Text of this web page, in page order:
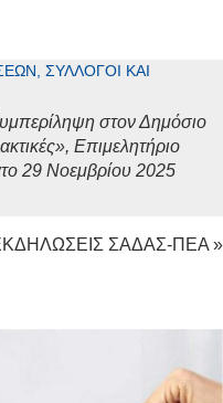
ΣΎΛΛΟΓΟΙ ΚΑΙ
στον Δημόσιο
Επιμελητήριο
29 Νοεμβρίου 2025
ΣΑΔΑΣ-ΠΕΑ »